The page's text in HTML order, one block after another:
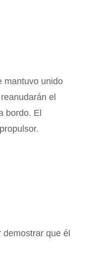
mantuvo unido
el
bordo. El
que él